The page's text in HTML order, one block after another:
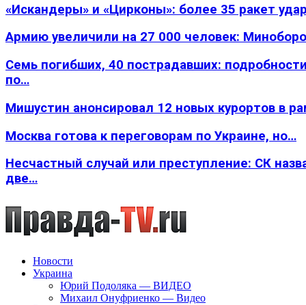
«Искандеры» и «Цирконы»: более 35 ракет
Армию увеличили на 27 000 человек:
Семь погибших, 40 пострадавших:
по…
Мишустин анонсировал 12 новых курортов в
Москва готова к переговорам по Украине, но…
Несчастный случай или преступление: СК
две…
Новости
Украина
Юрий Подоляка — ВИДЕО
Михаил Онуфриенко — Видео